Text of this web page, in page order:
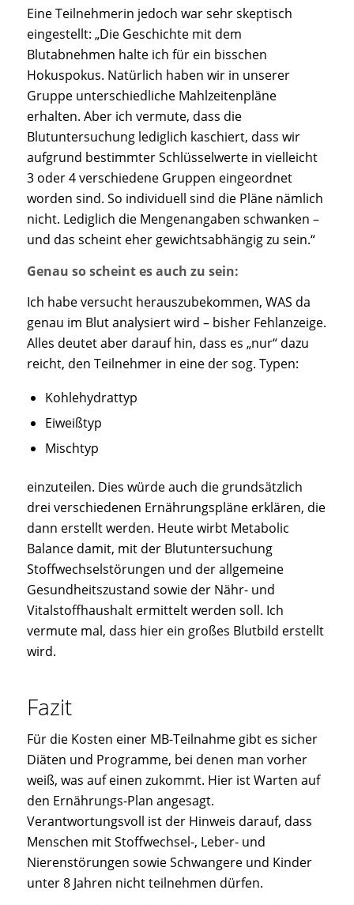
Eine Teilnehmerin jedoch war sehr skeptisch
eingestellt: „Die Geschichte mit dem
Blutabnehmen halte ich für ein bisschen
Hokuspokus. Natürlich haben wir in unserer
Gruppe unterschiedliche Mahlzeitenpläne
erhalten. Aber ich vermute, dass die
Blutuntersuchung lediglich kaschiert, dass wir
aufgrund bestimmter Schlüsselwerte in vielleicht
3 oder 4 verschiedene Gruppen eingeordnet
worden sind. So individuell sind die Pläne nämlich
nicht. Lediglich die Mengenangaben schwanken –
und das scheint eher gewichtsabhängig zu sein.“
Genau so scheint es auch zu sein:
Ich habe versucht herauszubekommen, WAS da
genau im Blut analysiert wird – bisher Fehlanzeige.
Alles deutet aber darauf hin, dass es „nur“ dazu
reicht, den Teilnehmer in eine der sog. Typen:
Kohlehydrattyp
Eiweißtyp
Mischtyp
einzuteilen. Dies würde auch die grundsätzlich
drei verschiedenen Ernährungspläne erklären, die
dann erstellt werden. Heute wirbt Metabolic
Balance damit, mit der Blutuntersuchung
Stoffwechselstörungen und der allgemeine
Gesundheitszustand sowie der Nähr- und
Vitalstoffhaushalt ermittelt werden soll. Ich
vermute mal, dass hier ein großes Blutbild erstellt
wird.
Fazit
Für die Kosten einer MB-Teilnahme gibt es sicher
Diäten und Programme, bei denen man vorher
weiß, was auf einen zukommt. Hier ist Warten auf
den Ernährungs-Plan angesagt.
Verantwortungsvoll ist der Hinweis darauf, dass
Menschen mit Stoffwechsel-, Leber- und
Nierenstörungen sowie Schwangere und Kinder
unter 8 Jahren nicht teilnehmen dürfen.